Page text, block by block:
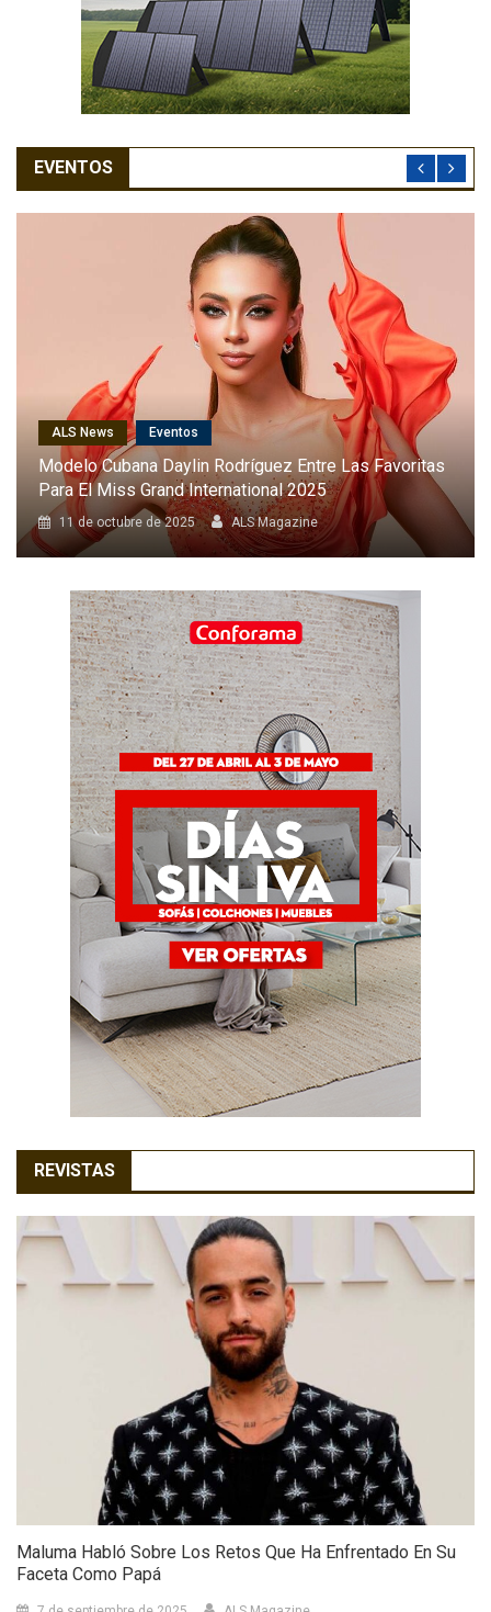
EVENTOS
ALS News Cantantes
Karol G Será La Primera Latina En Cantar En El Desfile
Anual De Victoria’s Secret
8 de octubre de 2025 ALS Magazine
REVISTAS
Maluma Habló Sobre Los Retos Que Ha Enfrentado En Su
Faceta Como Papá